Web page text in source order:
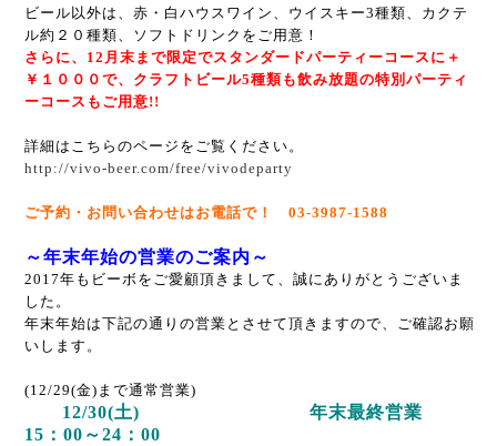
ビール以外は、赤・白ハウスワイン、ウイスキー3種類、 カクテ
ル約２０種類、ソフトドリンクをご用意！
さらに、12月末まで限定でスタンダードパーティーコースに＋
￥１０００で、 クラフトビール5種類も飲み放題の特別パーティ
ーコースもご用意!!
詳細はこちらのページをご覧ください。
http://vivo-beer.com/free/vivodeparty
ご予約・お問い合わせはお電話で！ 03-3987-1588
～年末年始の営業のご案内～
2017年もビーボをご愛顧頂きまして、誠にありがとうございま
した。
年末年始は下記の通りの営業とさせて頂きますので、ご確認お願
いします。
(12/29(金)まで通常営業)
12/30(土) 年末最終営業
15：00～24：00